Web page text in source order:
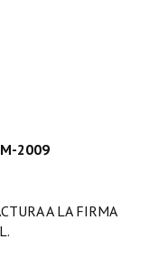
2009
A LA FIRMA